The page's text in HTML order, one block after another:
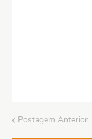
Postagem Anterior